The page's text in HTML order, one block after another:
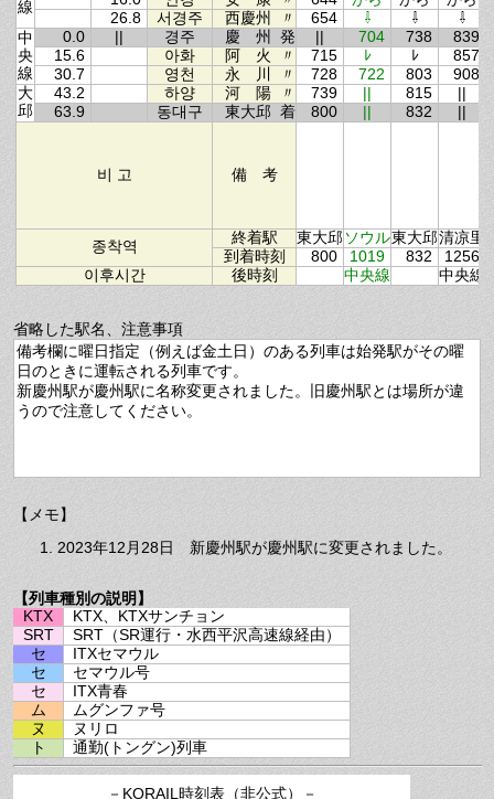
線
26.8
서경주 西慶州 〃 654 ⇩ ⇩
⇩
中
央
線
0.0 경주 慶 州 発 704 738 839
15.6
아화 阿 火 〃 715 ﾚ ﾚ
857
30.7
영천 永 川 〃 728 722 803
908
大
邱
43.2 하양 河 陽 〃 739 815
63.9
동대구 東大邱 着 800 832
비 고 備 考
종착역
終着駅 東大邱 ソウル東大邱清凉里
到着時刻
800 1019 832 1256
이후시간
後時刻 中央線 中央線
省略した駅名、注意事項
備考欄に曜日指定（例えば金土日）のある列車は始発駅がその曜
日のときに運転される列車です。
新慶州駅が慶州駅に名称変更されました。旧慶州駅とは場所が違
うので注意してください。
【メモ】
2023年12月28日 新慶州駅が慶州駅に変更されました。
【列車種別の説明】
KTX
KTX、KTXサンチョン
SRT
SRT（SR運行・水西平沢高速線経由）
セ
ITXセマウル
セ
セマウル号
セ
ITX青春
ム
ムグンファ号
ヌ
ヌリロ
ト
通勤(トングン)列車
－ KORAIL時刻表（非公式） －